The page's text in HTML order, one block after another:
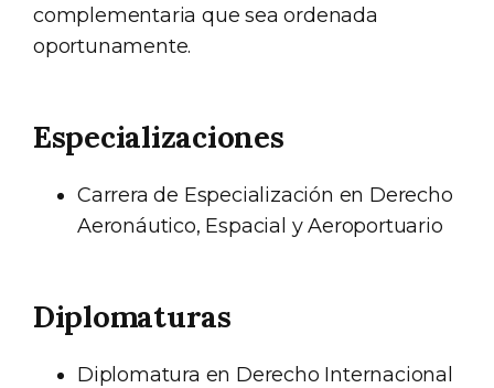
complementaria que sea ordenada
oportunamente.
Especializaciones
Carrera de Especialización en Derecho
Aeronáutico, Espacial y Aeroportuario
Diplomaturas
Diplomatura en Derecho Internacional